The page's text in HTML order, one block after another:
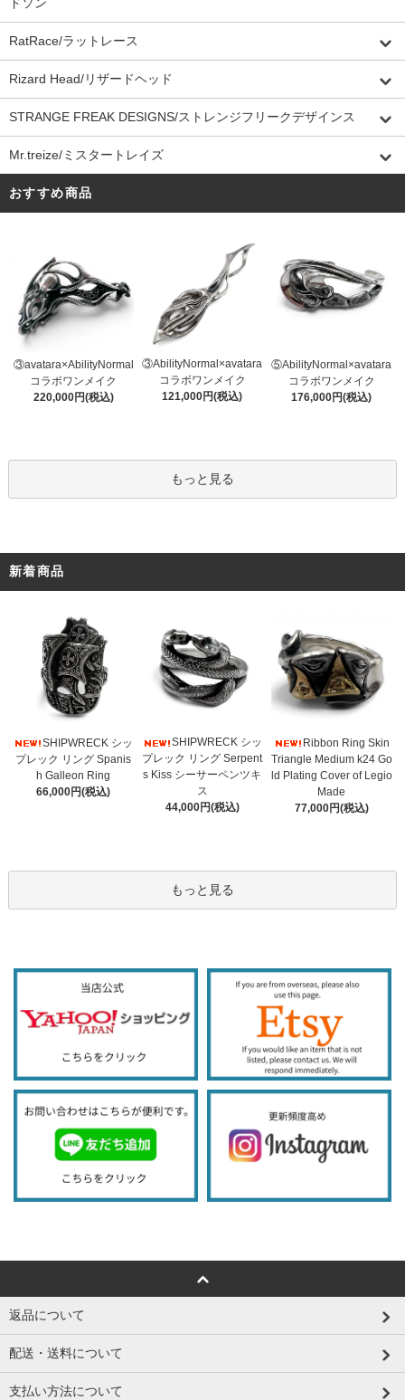
RatRace/ラットレース
Rizard Head/リザードヘッド
STRANGE FREAK DESIGNS/ストレンジフリークデザインス
Mr.treize/ミスタートレイズ
おすすめ商品
③avatara×AbilityNormal
コラボワンメイク
220,000円(税込)
③AbilityNormal×avatara
コラボワンメイク
121,000円(税込)
⑤AbilityNormal×avatara
コラボワンメイク
176,000円(税込)
もっと見る
新着商品
SHIPWRECK シッ
プレック リング Spanis
h Galleon Ring
66,000円(税込)
SHIPWRECK シッ
プレック リング Serpent
s Kiss シーサーペンツキ
ス
44,000円(税込)
Ribbon Ring Skin
Triangle Medium k24 Go
ld Plating Cover of Legio
Made
77,000円(税込)
もっと見る
返品について
配送・送料について
支払い方法について